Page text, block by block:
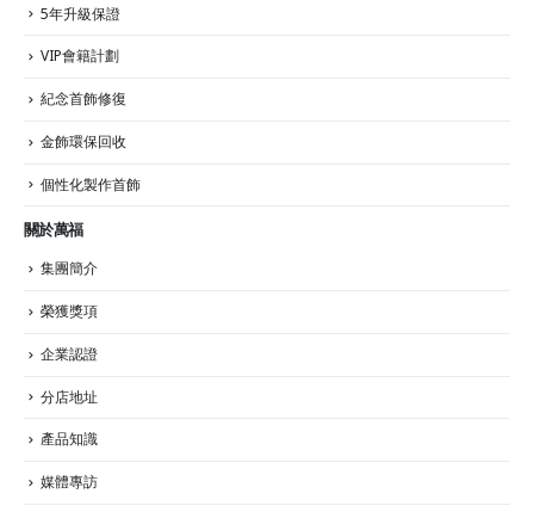
5年升級保證
VIP會籍計劃
紀念首飾修復
金飾環保回收
個性化製作首飾
關於萬福
集團簡介
榮獲獎項
企業認證
分店地址
產品知識
媒體專訪